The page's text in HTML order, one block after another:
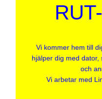
Vi kommer hem till
hjälper dig med dator,
och
Vi arbetar med